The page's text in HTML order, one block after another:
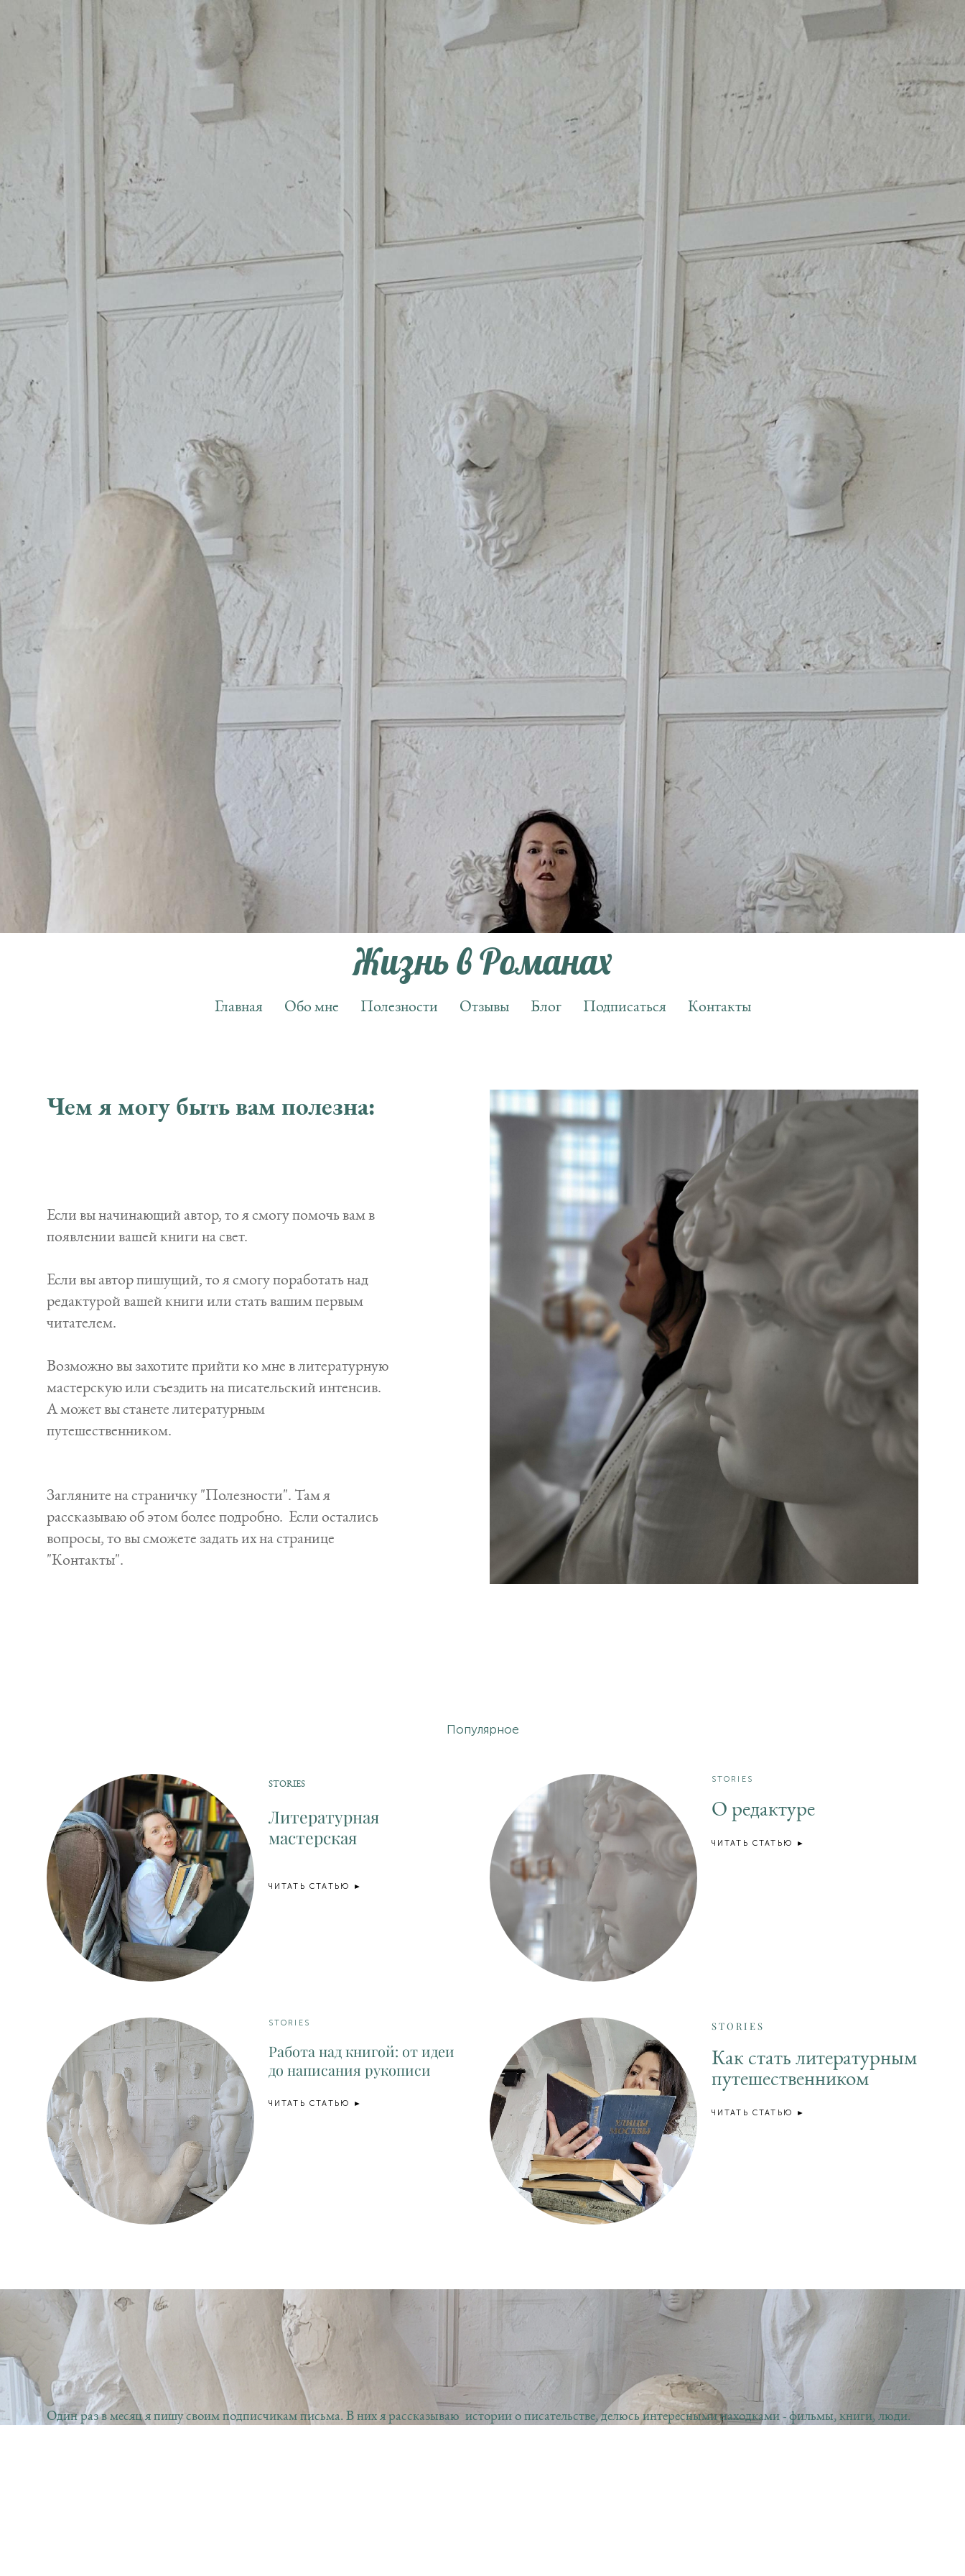
Жизнь в Романах
Главная Обо мне Полезности Отзывы Блог Подписаться Контакты
Жизнь в Романах
Подписаться Контакты
Чем я могу быть вам полезна:
Если вы начинающий автор, то я смогу помочь вам в
появлении вашей книги на свет.
Если вы автор пишущий, то я смогу поработать над
редактурой вашей книги или стать вашим первым
читателем.
Возможно вы захотите прийти ко мне в литературную
мастерскую или съездить на писательский интенсив.
А может вы станете литературным
путешественником.
Загляните на страничку "Полезности". Там я
рассказываю об этом более подробно. Если остались
вопросы, то вы сможете задать их на странице
"Контакты".
Популярное
STORIES
Литературная
мастерская
ЧИТАТЬ СТАТЬЮ ►
STORIES
О редактуре
ЧИТАТЬ СТАТЬЮ ►
STORIES
Работа над книгой: от идеи
до написания рукописи
ЧИТАТЬ СТАТЬЮ ►
STORIES
Как стать литературным
путешественником
ЧИТАТЬ СТАТЬЮ ►
Один раз в месяц я пишу своим подписчикам письма. В них я рассказываю истории о писательстве, делюсь интересными находками - фильмы, книги, люди.